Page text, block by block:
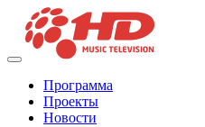
Программа
Проекты
Новости